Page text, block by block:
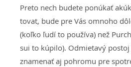
Preto nech budete ponúkať
tovat, bude pre Vás omnoho
(koľko ľudí to používa) než
sui to kúpilo). Odmietavý
znamenať aj pohromu pre